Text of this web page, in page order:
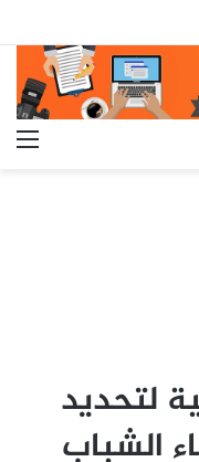
لتحديد
الشباب